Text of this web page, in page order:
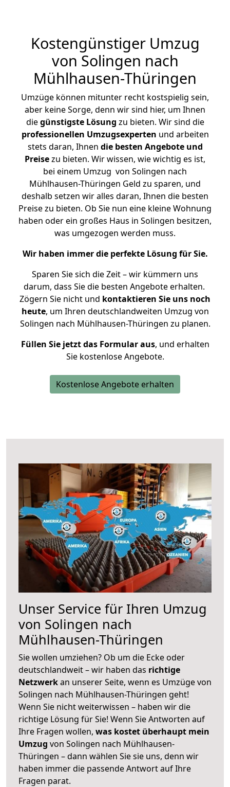
Kostengünstiger Umzug
von Solingen nach
Mühlhausen-Thüringen
Umzüge können mitunter recht kostspielig sein,
aber keine Sorge, denn wir sind hier, um Ihnen
diegünstigste Lösung zu bieten. Wir sind die
professionellen Umzugsexperten und arbeiten
stets daran, Ihnen die besten Angebote und
Preisezu bieten. Wir wissen, wie wichtig es ist,
bei einem Umzug von Solingen nach
Mühlhausen-Thüringen Geld zu sparen, und
deshalb setzen wir alles daran, Ihnen die besten
Preise zu bieten. Ob Sie nun eine kleine Wohnung
haben oder ein großes Haus in Solingen besitzen,
was umgezogen werden muss.
Wir haben immer die perfekte Lösung für Sie.
Sparen Sie sich die Zeit – wir kümmern uns
darum, dass Sie die besten Angebote erhalten.
Zögern Sie nicht und kontaktieren Sie uns noch
heute, um Ihren deutschlandweiten Umzug von
Solingen nach Mühlhausen-Thüringen zu planen.
Füllen Sie jetzt das Formular aus, und erhalten
Sie kostenlose Angebote.
Kostenlose Angebote erhalten
Unser Service für Ihren Umzug
von Solingen nach
Mühlhausen-Thüringen
Sie wollen umziehen? Ob um die Ecke oder
deutschlandweit – wir haben das richtige
Netzwerkan unserer Seite, wenn es Umzüge von
Solingen nach Mühlhausen-Thüringen geht!
Wenn Sie nicht weiterwissen – haben wir die
richtige Lösung für Sie! Wenn Sie Antworten auf
Ihre Fragen wollen, was kostet überhaupt mein
Umzug von Solingen nach Mühlhausen-
Thüringen – dann wählen Sie sie uns, denn wir
haben immer die passende Antwort auf Ihre
Fragen parat.